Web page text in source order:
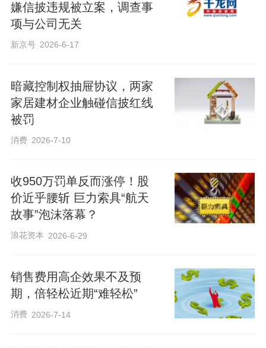
嫌信披违规被立案，调查事
项与公司无关
新京号 2026-6-17
暗藏控制权抽屉协议，两家
家居建材企业触碰信披红线
被罚
消费 2026-7-10
收950万罚单反而涨停！股
价近乎腰斩 巨力索具“航天
故事”泡沫落幕？
浪花资本 2026-6-29
销售费用高企效果不及预
期，倍轻松近期“难轻松”
消费 2026-7-14